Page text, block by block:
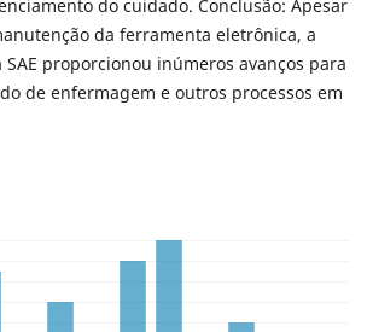
do cuidado. Conclusão: Apesar
da ferramenta eletrônica, a
proporcionou inúmeros avanços para
de enfermagem e outros processos em